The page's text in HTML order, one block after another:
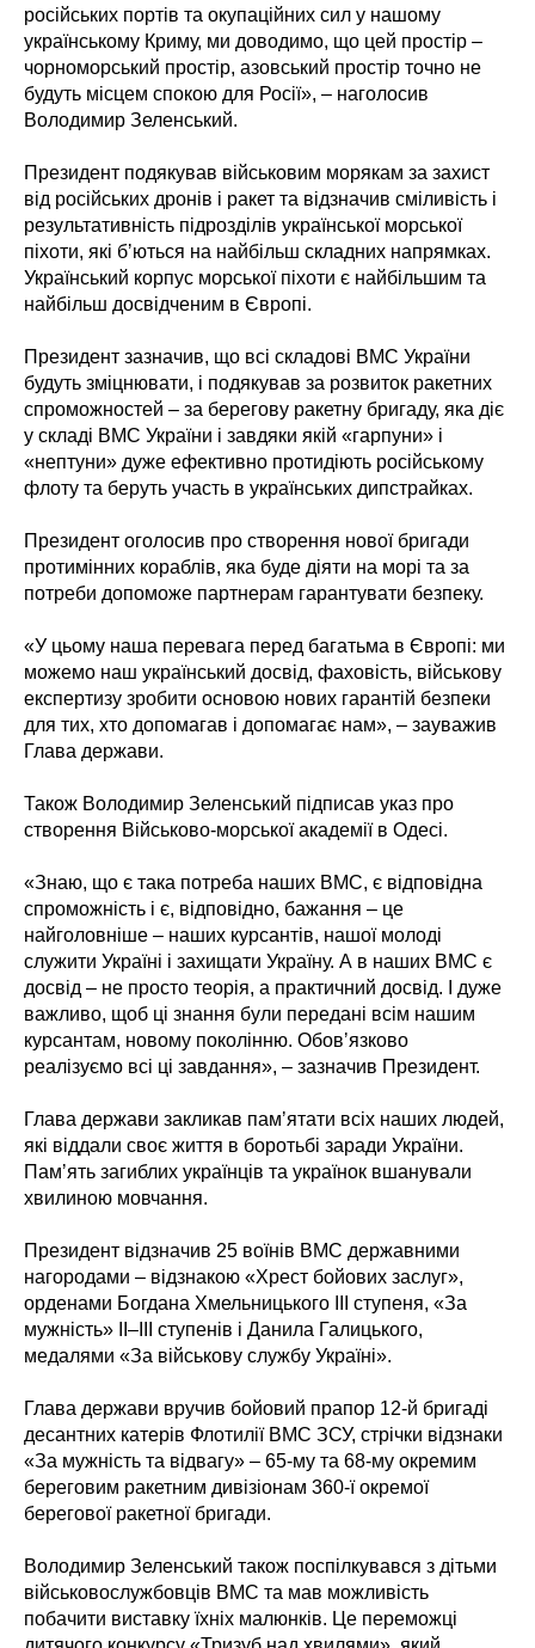
російських портів та окупаційних сил у нашому
українському Криму, ми доводимо, що цей простір –
чорноморський простір, азовський простір точно не
будуть місцем спокою для Росії», – наголосив
Володимир Зеленський.
Президент подякував військовим морякам за захист
від російських дронів і ракет та відзначив сміливість і
результативність підрозділів української морської
піхоти, які бʼються на найбільш складних напрямках.
Український корпус морської піхоти є найбільшим та
найбільш досвідченим в Європі.
Президент зазначив, що всі складові ВМС України
будуть зміцнювати, і подякував за розвиток ракетних
спроможностей – за берегову ракетну бригаду, яка діє
у складі ВМС України і завдяки якій «гарпуни» і
«нептуни» дуже ефективно протидіють російському
флоту та беруть участь в українських дипстрайках.
Президент оголосив про створення нової бригади
протимінних кораблів, яка буде діяти на морі та за
потреби допоможе партнерам гарантувати безпеку.
«У цьому наша перевага перед багатьма в Європі: ми
можемо наш український досвід, фаховість, військову
експертизу зробити основою нових гарантій безпеки
для тих, хто допомагав і допомагає нам», – зауважив
Глава держави.
Також Володимир Зеленський підписав указ про
створення Військово-морської академії в Одесі.
«Знаю, що є така потреба наших ВМС, є відповідна
спроможність і є, відповідно, бажання – це
найголовніше – наших курсантів, нашої молоді
служити Україні і захищати Україну. А в наших ВМС є
досвід – не просто теорія, а практичний досвід. І дуже
важливо, щоб ці знання були передані всім нашим
курсантам, новому поколінню. Обовʼязково
реалізуємо всі ці завдання», – зазначив Президент.
Глава держави закликав памʼятати всіх наших людей,
які віддали своє життя в боротьбі заради України.
Памʼять загиблих українців та українок вшанували
хвилиною мовчання.
Президент відзначив 25 воїнів ВМС державними
нагородами – відзнакою «Хрест бойових заслуг»,
орденами Богдана Хмельницького ІІІ ступеня, «За
мужність» ІІ–ІІІ ступенів і Данила Галицького,
медалями «За військову службу Україні».
Глава держави вручив бойовий прапор 12-й бригаді
десантних катерів Флотилії ВМС ЗСУ, стрічки відзнаки
«За мужність та відвагу» – 65-му та 68-му окремим
береговим ракетним дивізіонам 360-ї окремої
берегової ракетної бригади.
Володимир Зеленський також поспілкувався з дітьми
військовослужбовців ВМС та мав можливість
побачити виставку їхніх малюнків. Це переможці